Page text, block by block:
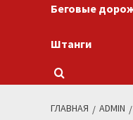
Беговые
Штанги
ГЛАВНАЯ ADMIN